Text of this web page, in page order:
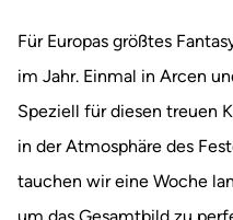
Für Europas größtes
im Jahr. Einmal in Arcen
Speziell für diesen treuen
in der Atmosphäre des
tauchen wir eine Woche